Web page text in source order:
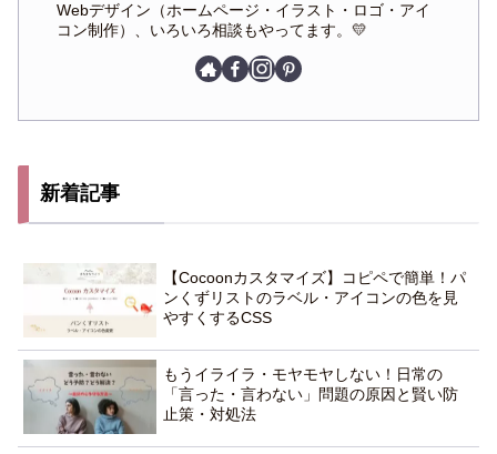
Webデザイン（ホームページ・イラスト・ロゴ・アイ
コン制作）、いろいろ相談もやってます。💛
新着記事
【Cocoonカスタマイズ】コピペで簡単！パ
ンくずリストのラベル・アイコンの色を見
やすくするCSS
もうイライラ・モヤモヤしない！日常の
「言った・言わない」問題の原因と賢い防
止策・対処法